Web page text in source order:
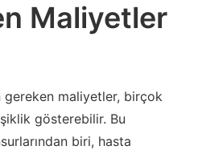
Maliyetler
gereken maliyetler, birçok
gösterebilir. Bu
biri, hasta